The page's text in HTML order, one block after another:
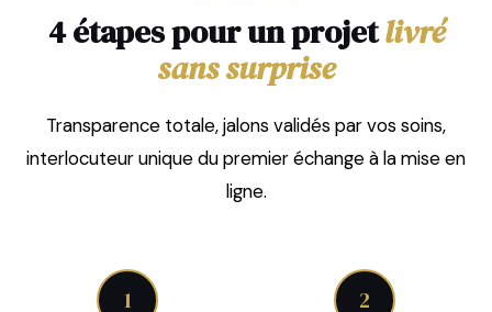
4 étapes pour un projetlivré
sans surprise
Transparence totale, jalons validés par vos soins,
interlocuteur unique du premier échange à la mise en
ligne.
1 2